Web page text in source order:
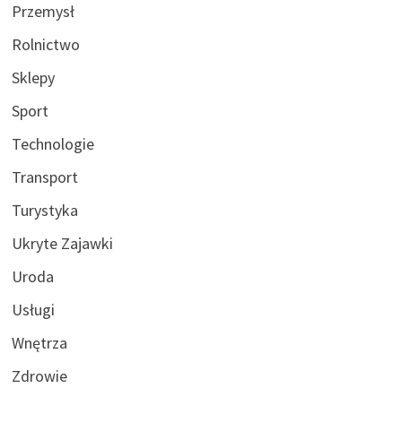
Przemysł
Rolnictwo
Sklepy
Sport
Technologie
Transport
Turystyka
Ukryte Zajawki
Uroda
Usługi
Wnętrza
Zdrowie